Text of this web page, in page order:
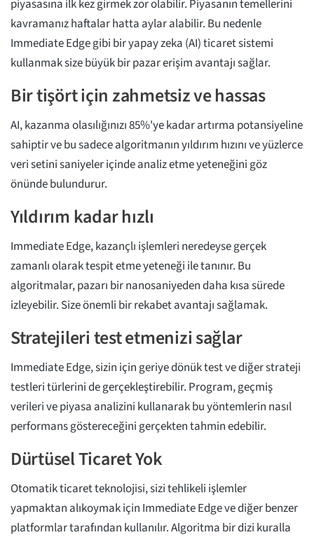
piyasasına ilk kez girmek zor olabilir. Piyasanın temellerini
kavramanız haftalar hatta aylar alabilir. Bu nedenle
Immediate Edge gibi bir yapay zeka (AI) ticaret sistemi
kullanmak size büyük bir pazar erişim avantajı sağlar.
Bir tişört için zahmetsiz ve hassas
AI, kazanma olasılığınızı 85%'ye kadar artırma potansiyeline
sahiptir ve bu sadece algoritmanın yıldırım hızını ve yüzlerce
veri setini saniyeler içinde analiz etme yeteneğini göz
önünde bulundurur.
Yıldırım kadar hızlı
Immediate Edge, kazançlı işlemleri neredeyse gerçek
zamanlı olarak tespit etme yeteneği ile tanınır. Bu
algoritmalar, pazarı bir nanosaniyeden daha kısa sürede
izleyebilir. Size önemli bir rekabet avantajı sağlamak.
Stratejileri test etmenizi sağlar
Immediate Edge, sizin için geriye dönük test ve diğer strateji
testleri türlerini de gerçekleştirebilir. Program, geçmiş
verileri ve piyasa analizini kullanarak bu yöntemlerin nasıl
performans göstereceğini gerçekten tahmin edebilir.
Dürtüsel Ticaret Yok
Otomatik ticaret teknolojisi, sizi tehlikeli işlemler
yapmaktan alıkoymak için Immediate Edge ve diğer benzer
platformlar tarafından kullanılır. Algoritma bir dizi kuralla